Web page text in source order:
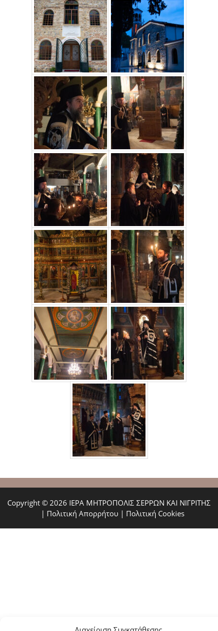
Copyright © 2026 ΙΕΡΑ ΜΗΤΡΟΠΟΛΙΣ ΣΕΡΡΩΝ ΚΑΙ ΝΙΓΡΙΤΗΣ
| Πολιτική Απορρήτου | Πολιτική Cookies